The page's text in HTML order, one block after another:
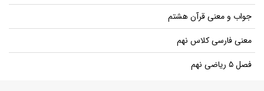
جواب و معنی قرآن هشتم
معنی فارسی کلاس نهم
فصل ۵ ریاضی نهم